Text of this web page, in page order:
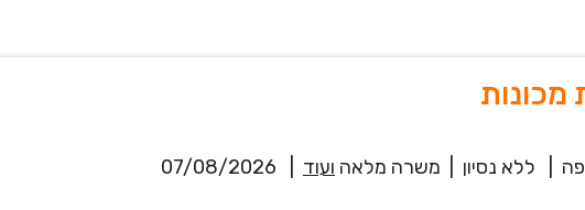
ללא נסיון משרה מלאה ועוד 07/08/2026